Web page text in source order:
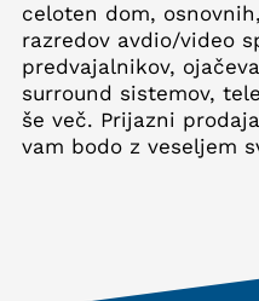
celoten dom,
razredov avdio/video
predvajalnikov,
surround sistemov,
še več. Prijazni
vam bodo z veseljem